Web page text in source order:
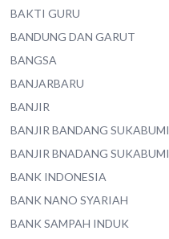
BAKTI GURU
BANDUNG DAN GARUT
BANGSA
BANJARBARU
BANJIR
BANJIR BANDANG SUKABUMI
BANJIR BNADANG SUKABUMI
BANK INDONESIA
BANK NANO SYARIAH
BANK SAMPAH INDUK